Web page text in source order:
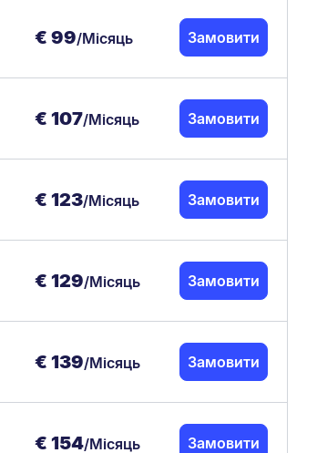
€ 99/Місяць Замовити
€ 107/Місяць Замовити
€ 123/Місяць Замовити
€ 129/Місяць Замовити
€ 139/Місяць Замовити
€ 154/Місяць Замовити